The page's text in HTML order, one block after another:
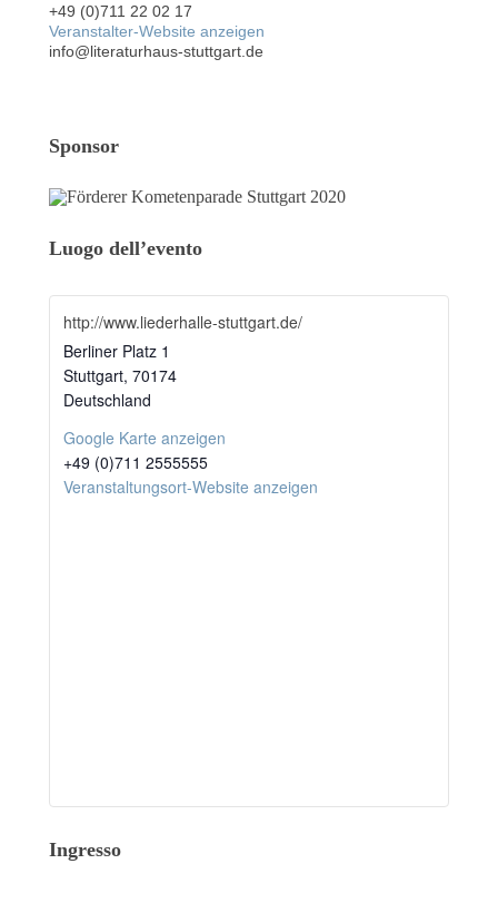
+49 (0)711 22 02 17
Veranstalter-Website anzei­gen
info@literaturhaus-stuttgart.de
Sponsor
Luogo dell’evento
http://www.liederhalle-stuttgart.de/
Ber­li­ner Platz 1
Stutt­gart, 70174
Deutsch­land
Goog­le Kar­te anzeigen
+49 (0)711 2555555
Veranstaltungsort-Website anzei­gen
Ingresso